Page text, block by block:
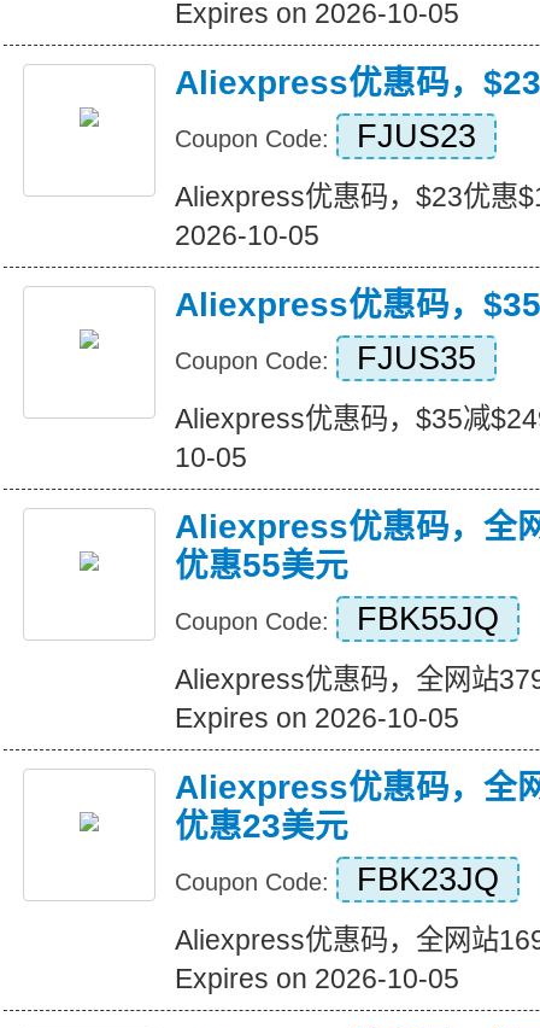
Expires on 2026-10-05
Aliexpress优惠码，
Coupon Code: FJUS23
Aliexpress优惠码，$23优惠
2026-10-05
Aliexpress优惠码，
Coupon Code: FJUS35
Aliexpress优惠码，$35减
10-05
Aliexpress优惠码，全
优惠55美元
Coupon Code: FBK55JQ
Aliexpress优惠码，全网站
Expires on 2026-10-05
Aliexpress优惠码，全
优惠23美元
Coupon Code: FBK23JQ
Aliexpress优惠码，全网站
Expires on 2026-10-05